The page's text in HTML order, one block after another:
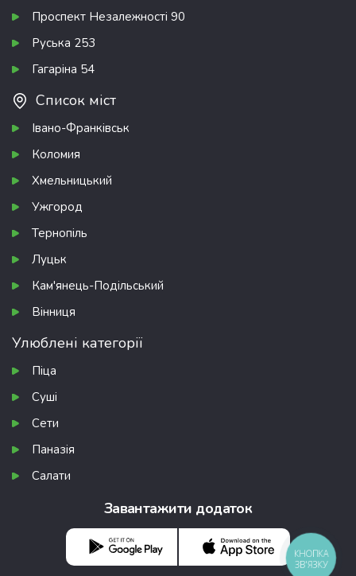
Проспект Незалежності 90
Руська 253
Гагаріна 54
Список міст
Івано-Франківськ
Коломия
Хмельницький
Ужгород
Тернопіль
Луцьк
Кам'янець-Подільський
Вінниця
Улюблені категорії
Піца
Суші
Сети
Паназія
Салати
Завантажити додаток
КНОПКА
ЗВ'ЯЗКУ